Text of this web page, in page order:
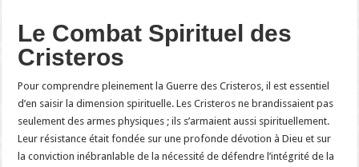
Le Combat Spirituel des
Cristeros
Pour comprendre pleinement la Guerre des Cristeros, il est essentiel
d’en saisir la dimension spirituelle. Les Cristeros ne brandissaient pas
seulement des armes physiques ; ils s’armaient aussi spirituellement.
Leur résistance était fondée sur une profonde dévotion à Dieu et sur
la conviction inébranlable de la nécessité de défendre l’intégrité de la